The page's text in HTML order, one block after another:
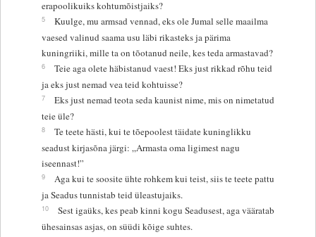
erapoolikuiks kohtumõistjaiks?
5
Kuulge, mu armsad vennad, eks ole Jumal selle maailma
vaesed valinud saama usu läbi rikasteks ja pärima
kuningriiki, mille ta on tõotanud neile, kes teda armastavad?
6
Teie aga olete häbistanud vaest! Eks just rikkad rõhu teid
ja eks just nemad vea teid kohtuisse?
7
Eks just nemad teota seda kaunist nime, mis on nimetatud
teie üle?
8
Te teete hästi, kui te tõepoolest täidate kuninglikku
seadust kirjasõna järgi: „Armasta oma ligimest nagu
iseennast!”
9
Aga kui te soosite ühte rohkem kui teist, siis te teete pattu
ja Seadus tunnistab teid üleastujaiks.
10
Sest igaüks, kes peab kinni kogu Seadusest, aga vääratab
ühesainsas asjas, on süüdi kõige suhtes.